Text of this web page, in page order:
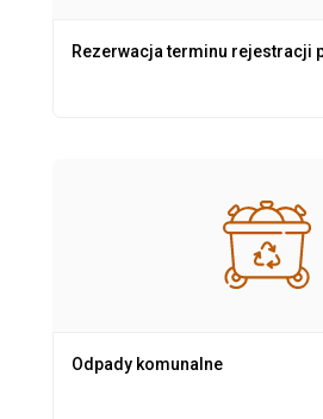
Rezerwacja terminu rejestracji
Odpady komunalne